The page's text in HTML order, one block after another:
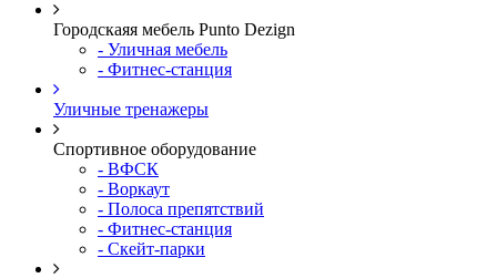
Городскаяя мебель Punto Dezign
- Уличная мебель
- Фитнес-станция
Уличные тренажеры
Спортивное оборудование
- ВФСК
- Воркаут
- Полоса препятствий
- Фитнес-станция
- Скейт-парки